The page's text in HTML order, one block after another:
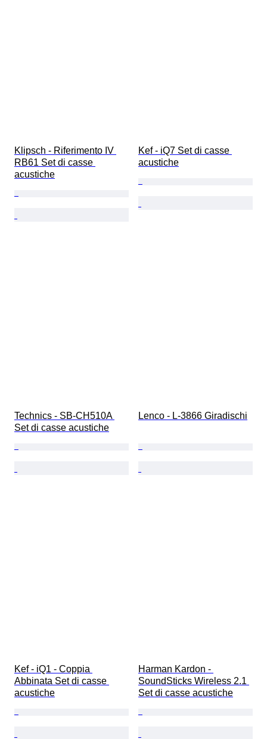
Klipsch - Riferimento IV
RB61 Set di casse
acustiche
Kef - iQ7 Set di casse
acustiche
Technics - SB-CH510A
Set di casse acustiche
Lenco - L-3866 Giradischi
Kef - iQ1 - Coppia
Abbinata Set di casse
acustiche
Harman Kardon -
SoundSticks Wireless 2.1
Set di casse acustiche